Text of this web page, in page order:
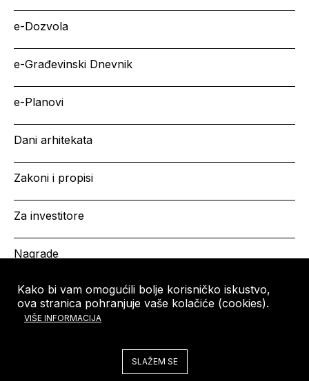
Kako bi vam omogućili bolje korisničko iskustvo,
ova stranica pohranjuje vaše kolačiće (cookies).
VIŠE INFORMACIJA
SLAŽEM SE
e-Dozvola
e-Građevinski Dnevnik
e-Planovi
Dani arhitekata
Zakoni i propisi
Za investitore
Nagrade
HRVATSKA KOMORA
ARHITEKATA
Copyright © HKA 2026